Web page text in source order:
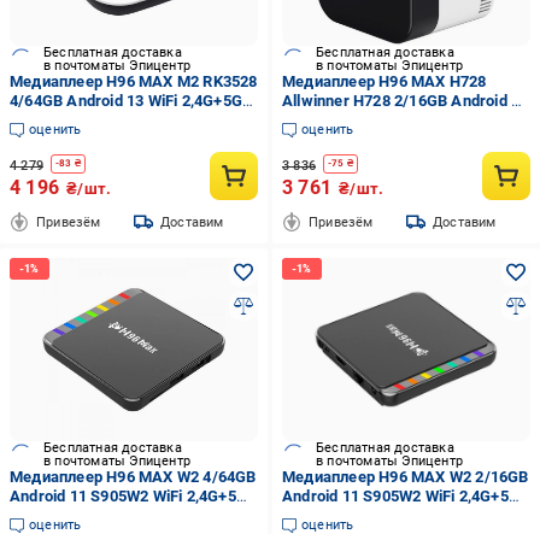
Бесплатная доставка
в почтоматы Эпицентр
Медиаплеер H96 MAX M2 RK3528
4/64GB Android 13 WiFi 2,4G+5G
Bluetooth 5,1 Белый
оценить
4 279 -83 ₴
4 196 ₴/шт.
Привезём Доставим
Бесплатная доставка
в почтоматы Эпицентр
Медиаплеер H96 MAX H728
Allwinner H728 2/16GB Android 14
WiFi 5G Bluetooth часы
оценить
3 836 -75 ₴
3 761 ₴/шт.
Привезём Доставим
Бесплатная доставка
в почтоматы Эпицентр
Медиаплеер H96 MAX W2 4/64GB
Android 11 S905W2 WiFi 2,4G+5G
Bluetooth 5,0 LAN 100M
оценить
Бесплатная доставка
в почтоматы Эпицентр
Медиаплеер H96 MAX W2 2/16GB
Android 11 S905W2 WiFi 2,4G+5G
Bluetooth 5,0 LAN 100M
оценить